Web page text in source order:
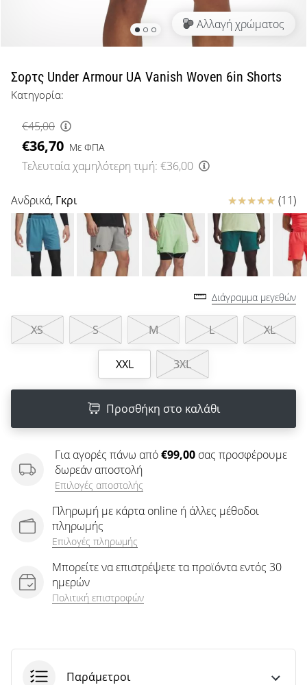
μπάσκετ
όπως
εμείς;
μαζί
μας
ως
πρεσβευτής
μάρκας
μας.
Εμφάνιση
άρθρων
Αλλαγή χρώματος
Σορτς Under Armour UA Vanish Woven 6in Shorts
Κατηγορία:
€45,00
€36,70 Με ΦΠΑ
Τελευταία χαμηλότερη τιμή: €36,00
Ανδρικά, Γκρι Κριτικές (11)
Διάγραμμα μεγεθών
XS S M L XL
XXL 3XL
Προσθήκη στο καλάθι
Για αγορές πάνω από€99,00 σας προσφέρουμε
δωρεάν αποστολή
Επιλογές αποστολής
Πληρωμή με κάρτα online ή άλλες μέθοδοι
πληρωμής
Επιλογές πληρωμής
Μπορείτε να επιστρέψετε τα προϊόντα εντός 30
ημερών
Πολιτική επιστροφών
Παράμετροι